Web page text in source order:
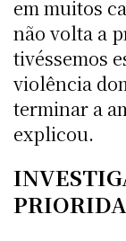
em muitos
não volta a
tivéssemos
violência
terminar a
explicou.